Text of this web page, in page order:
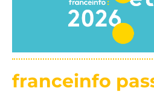
franceinfo